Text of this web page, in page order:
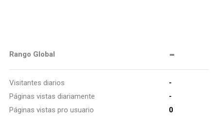
Rango Global -
Visitantes diarios
-
Páginas vistas diariamente
-
Páginas vistas pro usuario
0